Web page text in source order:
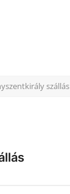
szállás